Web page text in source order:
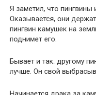
Я заметил, что пингвины
Оказывается, они
пингвин камушек на
поднимет его.
Бывает и так: другому
лучше. Он свой